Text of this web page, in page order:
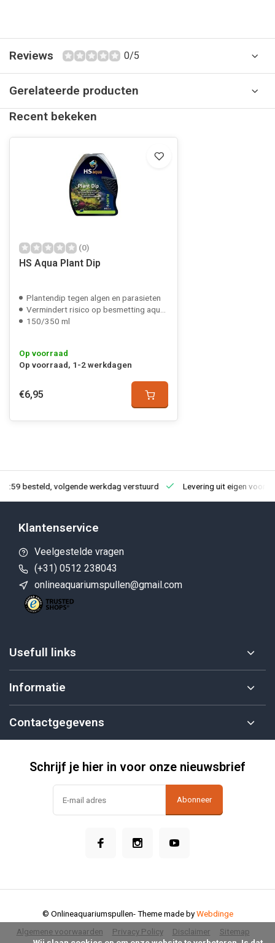
Reviews 0/5
Gerelateerde producten
Recent bekeken
(0)
HS Aqua Plant Dip
Plantendip tegen algen en parasieten
Vermindert risico op besmetting aquarium
150/350 ml
Op voorraad
Op voorraad, 1-2 werkdagen
€6,95
besteld, volgende werkdag verstuurd Levering uit eigen
Klantenservice
Veelgestelde vragen
(+31) 0512 238043
onlineaquariumspullen@gmail.com
Usefull links
Informatie
Contactgegevens
Schrijf je hier in voor onze nieuwsbrief
Abonneer
Algemene voorwaarden Privacy Policy Disclaimer Sitemap
© Onlineaquariumspullen- Theme made byWebdinge